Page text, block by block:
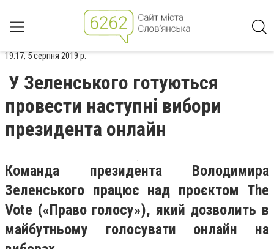
19:17, 5 серпня 2019 р.
У Зеленського готуються
провести наступні вибори
президента онлайн
Команда президента Володимира
Зеленського працює над проєктом The
Vote («Право голосу»), який дозволить в
майбутньому голосувати онлайн на